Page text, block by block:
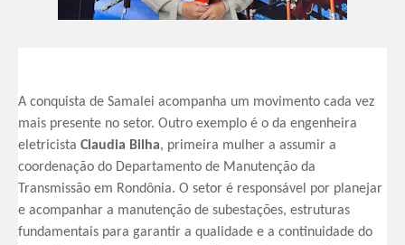
A conquista de Samalei acompanha um movimento cada vez
mais presente no setor. Outro exemplo é o da engenheira
eletricista Claudia Bilha, primeira mulher a assumir a
coordenação do Departamento de Manutenção da
Transmissão em Rondônia. O setor é responsável por planejar
e acompanhar a manutenção de subestações, estruturas
fundamentais para garantir a qualidade e a continuidade do